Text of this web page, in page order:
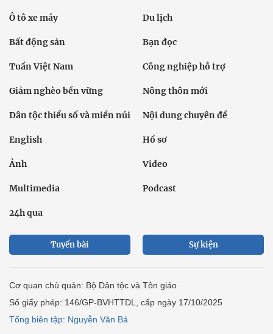
Ô tô xe máy Du lịch
Bất động sản Bạn đọc
Tuần Việt Nam Công nghiệp hỗ trợ
Giảm nghèo bền vững Nông thôn mới
Dân tộc thiểu số và miền núi Nội dung chuyên đề
English Hồ sơ
Ảnh Video
Multimedia Podcast
24h qua
Tuyến bài Sự kiện
Cơ quan chủ quản: Bộ Dân tộc và Tôn giáo
Số giấy phép: 146/GP-BVHTTDL, cấp ngày 17/10/2025
Tổng biên tập: Nguyễn Văn Bá